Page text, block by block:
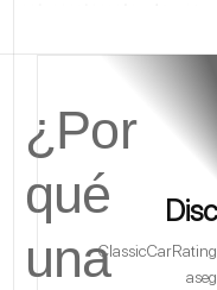
¿Por
qué
una